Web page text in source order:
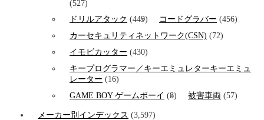
(527)
ドリルアタック (449) コードグラバー (456)
カーセキュリティネットワーク(CSN) (72)
イモビカッター (430)
キープログラマー／キーエミュレターキーエミュ
レーター (16)
GAME BOY ゲームボーイ (8) 被害車両 (57)
メーカー別インデックス (3,597)